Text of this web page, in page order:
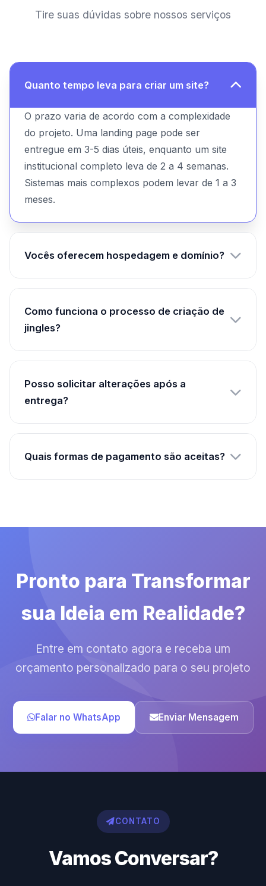
Tire suas dúvidas sobre nossos serviços
Quanto tempo leva para criar um site?
O prazo varia de acordo com a complexidade
do projeto. Uma landing page pode ser
entregue em 3-5 dias úteis, enquanto um site
institucional completo leva de 2 a 4 semanas.
Sistemas mais complexos podem levar de 1 a 3
meses.
Vocês oferecem hospedagem e domínio?
Sim! Oferecemos pacotes completos que
certificado SSL. Também podemos trabalhar
com hospedagem já existente do cliente.
Como funciona o processo de criação de
jingles?
Primeiro entendemos sua marca, público e
gravamos com locução profissional e fazemos
ajustes até sua aprovação final. O prazo médio
é de 1 a 2 semanas.
Posso solicitar alterações após a
entrega?
Claro! Oferecemos um período de ajustes
dentro do escopo inicial são realizadas sem
custo adicional. Modificações fora do escopo
Quais formas de pagamento são aceitas?
Pronto para Transformar
sua Ideia em Realidade?
Entre em contato agora e receba um
orçamento personalizado para o seu projeto
Falar no WhatsApp Enviar Mensagem
CONTATO
Vamos Conversar?